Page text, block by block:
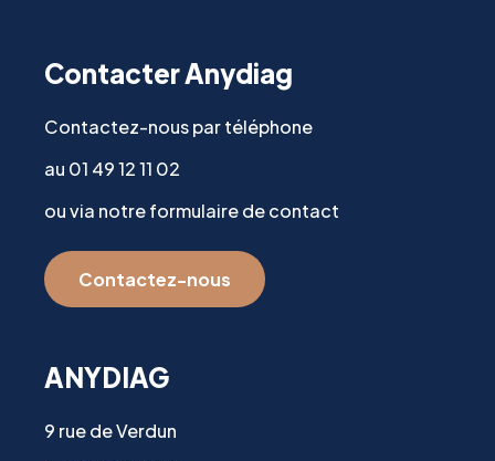
Contacter Anydiag
Contactez-nous par téléphone
au 01 49 12 11 02
ou via notre formulaire de contact
Contactez-nous
ANYDIAG
9 rue de Verdun